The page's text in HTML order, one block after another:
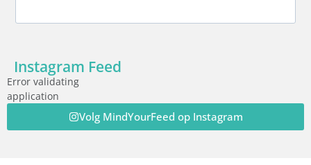
Instagram Feed
Error validating
application
Volg MindYourFeed op Instagram